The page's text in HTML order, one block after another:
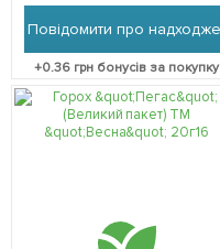
Повідомити про
+0.36 грн бонусів за покупку